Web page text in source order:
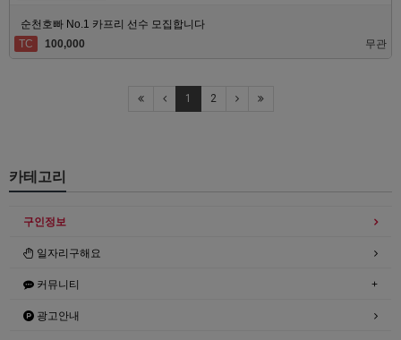
순천호빠 No.1 카프리 선수 모집합니다
TC
100,000 무관
1 2
카테고리
구인정보
일자리구해요
커뮤니티
광고안내